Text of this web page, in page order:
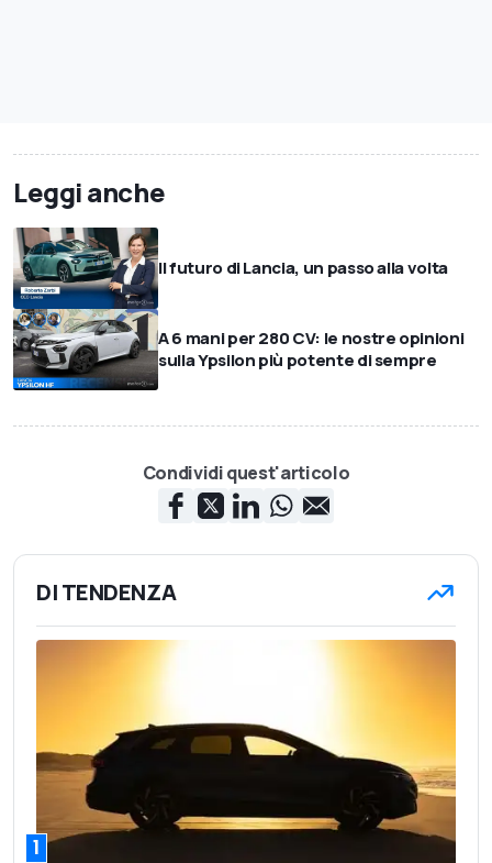
Leggi anche
Il futuro di Lancia, un passo alla volta
A 6 mani per 280 CV: le nostre opinioni
sulla Ypsilon più potente di sempre
Condividi quest'articolo
DI TENDENZA
1